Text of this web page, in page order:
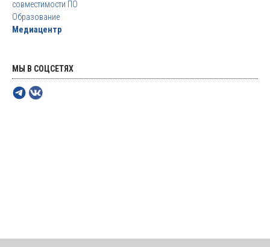
совместимости ПО
Образование
Медиацентр
МЫ В СОЦСЕТЯХ